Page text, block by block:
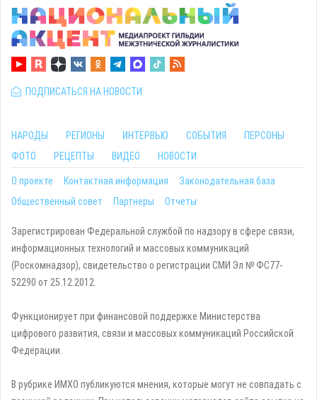
ПОДПИСАТЬСЯ НА НОВОСТИ
НАРОДЫ РЕГИОНЫ ИНТЕРВЬЮ СОБЫТИЯ
ПЕРСОНЫ
ФОТО
РЕЦЕПТЫ ВИДЕО НОВОСТИ
О проекте Контактная информация
Законодательная база
Общественный совет
Партнеры Отчеты
Зарегистрирован Федеральной службой по надзору в сфере связи,
информационных технологий и массовых коммуникаций
(Роскомнадзор), свидетельство о регистрации СМИ Эл № ФС77-
52290 от 25.12.2012.
Функционирует при финансовой поддержке Министерства
цифрового развития, связи и массовых коммуникаций Российской
Федерации.
В рубрике ИМХО публикуются мнения, которые могут не совпадать с